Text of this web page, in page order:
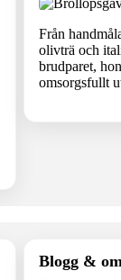
Från
olivträ och
brudparet,
omsorgsfullt
Blogg &